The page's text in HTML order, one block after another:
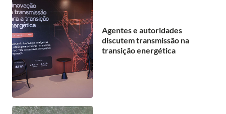
Agentes e autoridades
discutem transmissão na
transição energética